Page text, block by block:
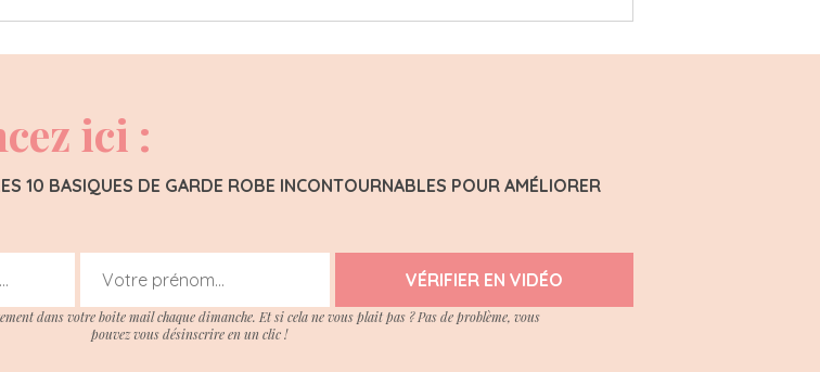
ici :
10 BASIQUES DE GARDE ROBE INCONTOURNABLES POUR AMÉLIORER
VÉRIFIER EN VIDÉO
dans votre boite mail chaque dimanche. Et si cela ne vous plait pas ? Pas de problème, vous
pouvez vous désinscrire en un clic !